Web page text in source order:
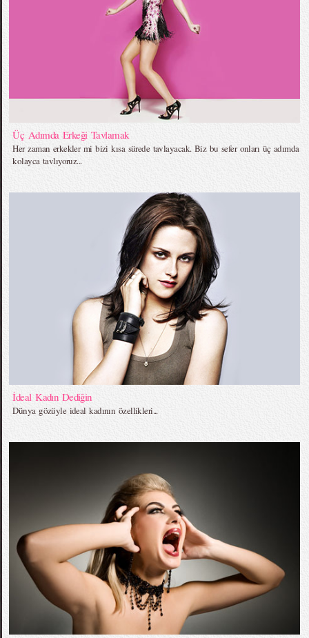
Üç Adımda Erkeği Tavlamak
Her zaman erkekler mi bizi kısa sürede tavlayacak. Biz bu sefer onları üç adımda
kolayca tavlıyoruz...
İdeal Kadın Dediğin
Dünya gözüyle ideal kadının özellikleri...